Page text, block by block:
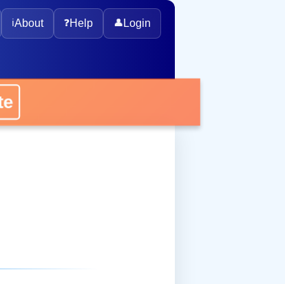
ℹ️About ❓Help 👤 Login